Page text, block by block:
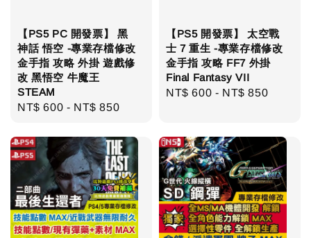
【PS5 PC 開發票】 黑
神話 悟空 -專業存檔修改
金手指 攻略 外掛 遊戲修
改 黑悟空 牛魔王
STEAM
Regular
NT$ 600 - NT$ 850
【PS5 開發票】 太空戰
士 7 重生 -專業存檔修改
金手指 攻略 FF7 外掛
Final Fantasy VII
Regular
NT$ 600 - NT$ 850